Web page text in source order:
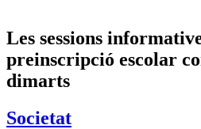
Les sessions
preinscripció escolar
dimarts
Societat